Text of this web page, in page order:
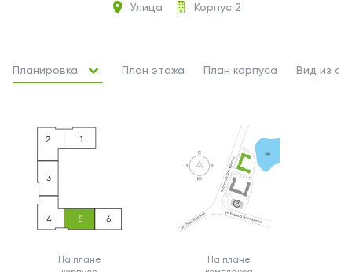
Улица Корпус 2
Планировка План этажа План корпуса Вид из
На плане
На плане